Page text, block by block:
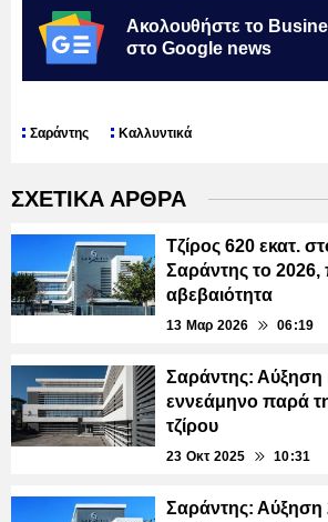
Ακολουθήστε το
στο Google news
Σαράντης Καλλυντικά
ΣΧΕΤΙΚΑ ΑΡΘΡΑ
Τζίρος 620 εκατ.
Σαράντης το 2026,
αβεβαιότητα
13 Μαρ 2026 06:19
Σαράντης: Αύξηση
εννεάμηνο παρά
τζίρου
23 Οκτ 2025 10:31
Σαράντης: Αύξηση